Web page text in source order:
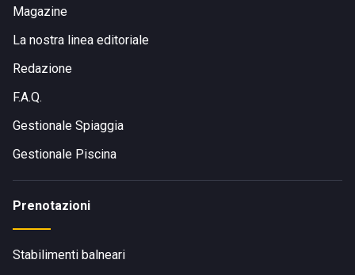
Magazine
La nostra linea editoriale
Redazione
F.A.Q.
Gestionale Spiaggia
Gestionale Piscina
Prenotazioni
Stabilimenti balneari